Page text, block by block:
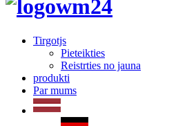
Tirgotjs
Pieteikties
Reistrties no jauna
produkti
Par mums